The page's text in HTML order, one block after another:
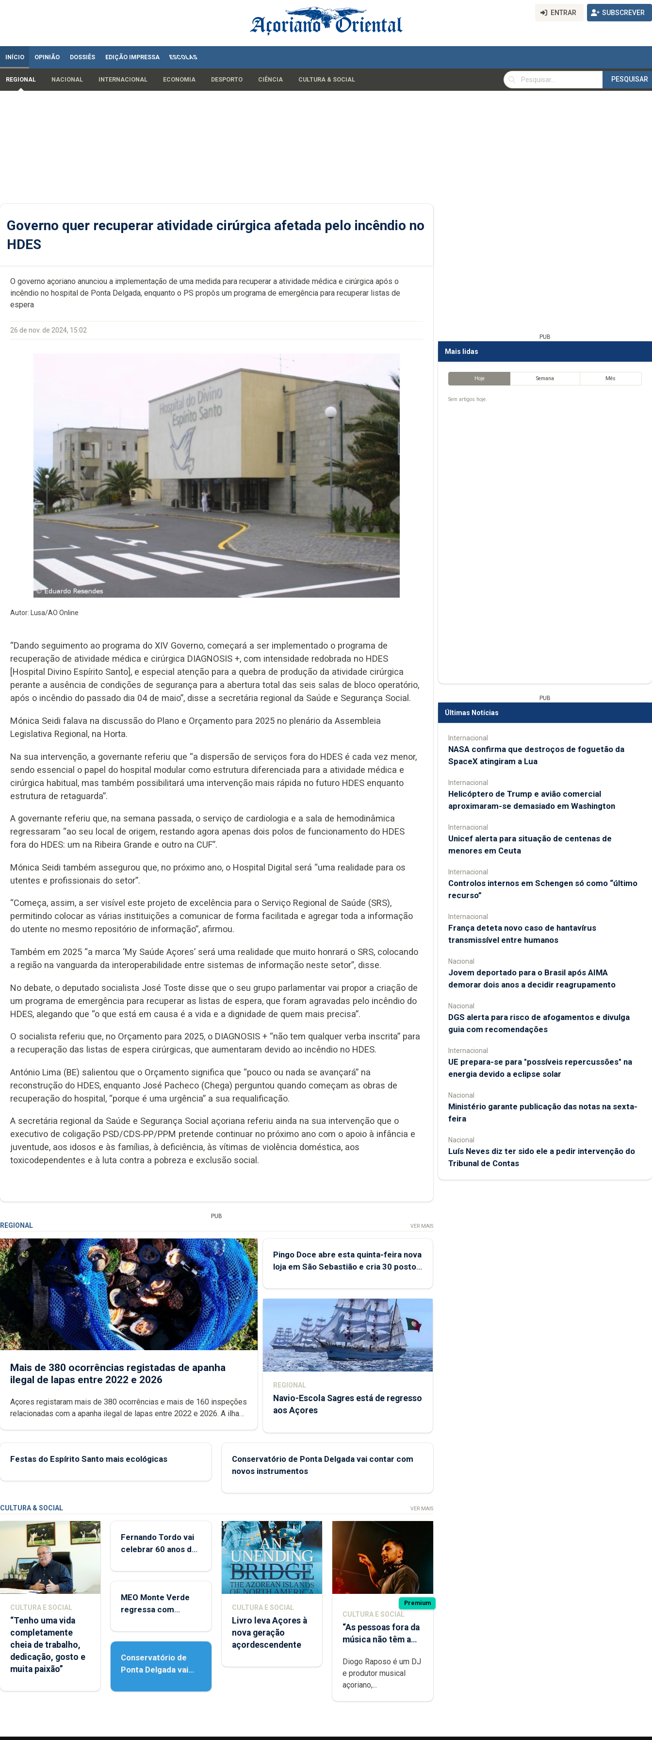
ENTRAR SUBSCREVER
INÍCIO OPINIÃO DOSSIÊS EDIÇÃO IMPRESSA ESCOLAS
REGIONAL NACIONAL INTERNACIONAL ECONOMIA DESPORTO CIÊNCIA CULTURA & SOCIAL
PESQUISAR
PESQUISAR
Governo quer recuperar atividade cirúrgica afetada pelo incêndio no
HDES
O governo açoriano anunciou a implementação de uma medida para recuperar a atividade médica e cirúrgica após o
incêndio no hospital de Ponta Delgada, enquanto o PS propôs um programa de emergência para recuperar listas de
espera
26 de nov. de 2024, 15:02
Autor: Lusa/AO Online
“Dando seguimento ao programa do XIV Governo, começará a ser implementado o programa de
recuperação de atividade médica e cirúrgica DIAGNOSIS +, com intensidade redobrada no HDES
[Hospital Divino Espírito Santo], e especial atenção para a quebra de produção da atividade cirúrgica
perante a ausência de condições de segurança para a abertura total das seis salas de bloco operatório,
após o incêndio do passado dia 04 de maio”, disse a secretária regional da Saúde e Segurança Social.
Mónica Seidi falava na discussão do Plano e Orçamento para 2025 no plenário da Assembleia
Legislativa Regional, na Horta.
Na sua intervenção, a governante referiu que “a dispersão de serviços fora do HDES é cada vez menor,
sendo essencial o papel do hospital modular como estrutura diferenciada para a atividade médica e
cirúrgica habitual, mas também possibilitará uma intervenção mais rápida no futuro HDES enquanto
estrutura de retaguarda”.
A governante referiu que, na semana passada, o serviço de cardiologia e a sala de hemodinâmica
regressaram “ao seu local de origem, restando agora apenas dois polos de funcionamento do HDES
fora do HDES: um na Ribeira Grande e outro na CUF”.
Mónica Seidi também assegurou que, no próximo ano, o Hospital Digital será “uma realidade para os
utentes e profissionais do setor”.
“Começa, assim, a ser visível este projeto de excelência para o Serviço Regional de Saúde (SRS),
permitindo colocar as várias instituições a comunicar de forma facilitada e agregar toda a informação
do utente no mesmo repositório de informação”, afirmou.
Também em 2025 “a marca ‘My Saúde Açores’ será uma realidade que muito honrará o SRS, colocando
a região na vanguarda da interoperabilidade entre sistemas de informação neste setor”, disse.
No debate, o deputado socialista José Toste disse que o seu grupo parlamentar vai propor a criação de
um programa de emergência para recuperar as listas de espera, que foram agravadas pelo incêndio do
HDES, alegando que “o que está em causa é a vida e a dignidade de quem mais precisa”.
O socialista referiu que, no Orçamento para 2025, o DIAGNOSIS + “não tem qualquer verba inscrita” para
a recuperação das listas de espera cirúrgicas, que aumentaram devido ao incêndio no HDES.
António Lima (BE) salientou que o Orçamento significa que “pouco ou nada se avançará” na
reconstrução do HDES, enquanto José Pacheco (Chega) perguntou quando começam as obras de
recuperação do hospital, “porque é uma urgência” a sua requalificação.
A secretária regional da Saúde e Segurança Social açoriana referiu ainda na sua intervenção que o
executivo de coligação PSD/CDS-PP/PPM pretende continuar no próximo ano com o apoio à infância e
juventude, aos idosos e às famílias, à deficiência, às vítimas de violência doméstica, aos
toxicodependentes e à luta contra a pobreza e exclusão social.
PUB
REGIONAL VER MAIS
Mais de 380 ocorrências registadas de apanha
ilegal de lapas entre 2022 e 2026
Açores registaram mais de 380 ocorrências e mais de 160 inspeções
relacionadas com a apanha ilegal de lapas entre 2022 e 2026. A ilha
Pingo Doce abre esta quinta-feira nova
loja em São Sebastião e cria 30 postos
REGIONAL
Navio-Escola Sagres está de regresso
aos Açores
Festas do Espírito Santo mais ecológicas
Conservatório de Ponta Delgada vai contar com
novos instrumentos
CULTURA & SOCIAL VER MAIS
CULTURA E SOCIAL
“Tenho uma vida
completamente
cheia de trabalho,
dedicação, gosto e
muita paixão”
Fernando Tordo vai
celebrar 60 anos de
Micaelense
MEO Monte Verde
regressa com
acessibilidade
Conservatório de
Ponta Delgada vai
instrumentos
CULTURA E SOCIAL
Livro leva Açores à
nova geração
açordescendente
Premium
CULTURA E SOCIAL
“As pessoas fora da
música não têm a
difícil é produzir
uma música”
Diogo Raposo é um DJ
e produtor musical
açoriano,...
PUB
Mais lidas
Hoje Semana Mês
Sem artigos hoje.
PUB
Últimas Notícias
Internacional
NASA confirma que destroços de foguetão da
SpaceX atingiram a Lua
Internacional
Helicóptero de Trump e avião comercial
aproximaram-se demasiado em Washington
Internacional
Unicef alerta para situação de centenas de
menores em Ceuta
Internacional
Controlos internos em Schengen só como “último
recurso”
Internacional
França deteta novo caso de hantavírus
transmissível entre humanos
Nacional
Jovem deportado para o Brasil após AIMA
demorar dois anos a decidir reagrupamento
Nacional
DGS alerta para risco de afogamentos e divulga
guia com recomendações
Internacional
UE prepara-se para "possíveis repercussões" na
energia devido a eclipse solar
Nacional
Ministério garante publicação das notas na sexta-
feira
Nacional
Luís Neves diz ter sido ele a pedir intervenção do
Tribunal de Contas